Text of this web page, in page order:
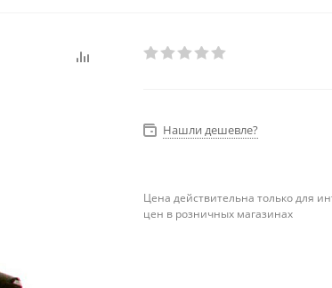
Нашли дешевле?
Цена действительна только для
цен в розничных магазинах